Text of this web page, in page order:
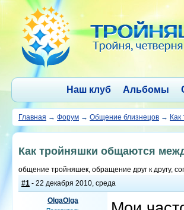
Наш клуб Альбомы
Главная → Форум → Общение близнецов →
Как тройняшки общаются
общение тройняшек, обращение друг к другу,
#1 - 22 декабря 2010, среда
OlgaOlga